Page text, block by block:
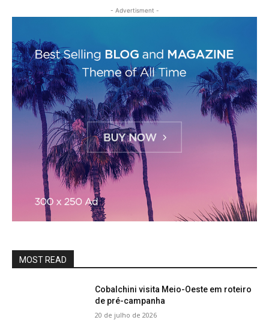
- Advertisment -
MOST READ
Cobalchini visita Meio-Oeste em roteiro
de pré-campanha
20 de julho de 2026